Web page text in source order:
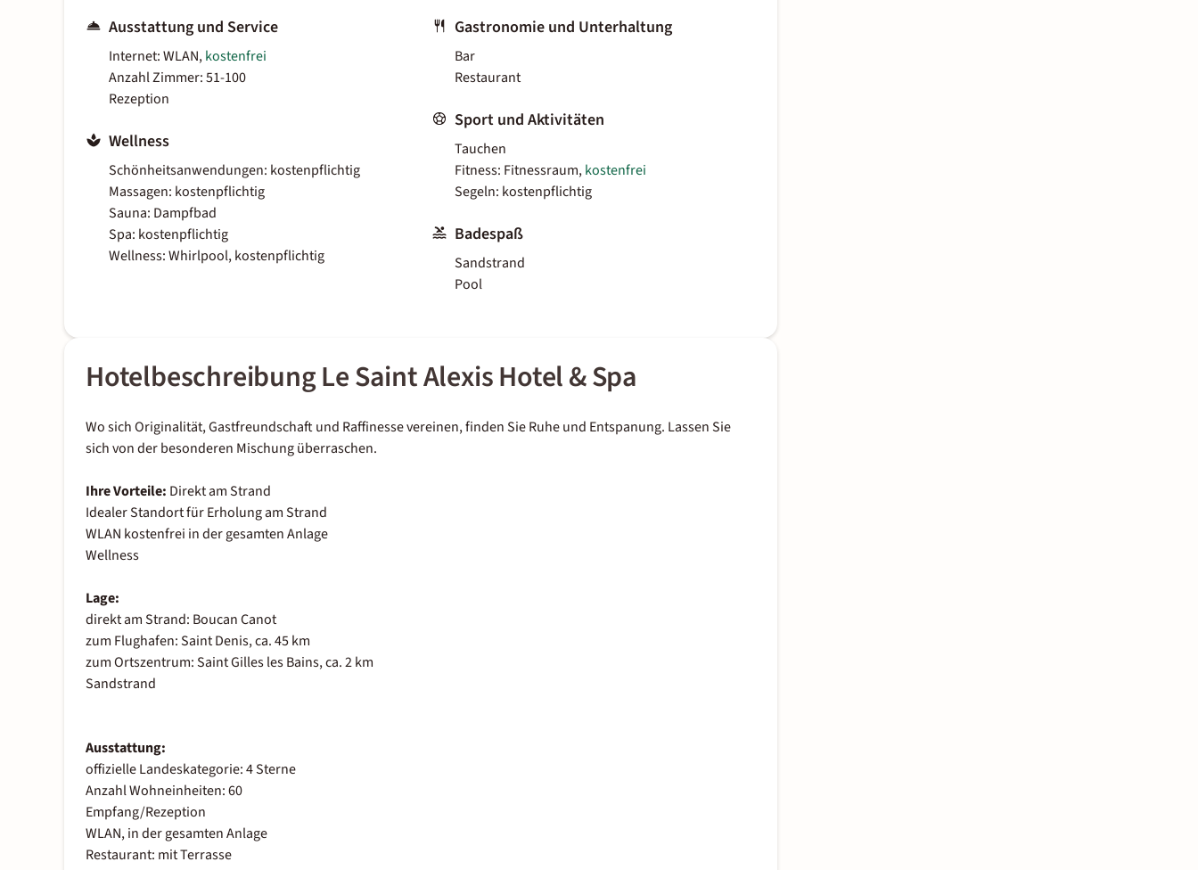
Ausstattung und Service
Internet: WLAN,kostenfrei
Anzahl Zimmer: 51-100
Rezeption
Wellness
Schönheitsanwendungen: kostenpflichtig
Massagen: kostenpflichtig
Sauna: Dampfbad
Spa: kostenpflichtig
Wellness: Whirlpool, kostenpflichtig
Gastronomie und Unterhaltung
Bar
Restaurant
Sport und Aktivitäten
Tauchen
Fitness: Fitnessraum,kostenfrei
Segeln: kostenpflichtig
Badespaß
Sandstrand
Pool
Hotelbeschreibung Le Saint Alexis Hotel & Spa
Wo sich Originalität, Gastfreundschaft und Raffinesse vereinen, finden Sie Ruhe und Entspanung. Lassen Sie
sich von der besonderen Mischung überraschen.
Ihre Vorteile: Direkt am Strand
Idealer Standort für Erholung am Strand
WLAN kostenfrei in der gesamten Anlage
Wellness
Lage:
direkt am Strand: Boucan Canot
zum Flughafen: Saint Denis, ca. 45 km
zum Ortszentrum: Saint Gilles les Bains, ca. 2 km
Sandstrand
Ausstattung:
offizielle Landeskategorie: 4 Sterne
Anzahl Wohneinheiten: 60
Empfang/Rezeption
WLAN, in der gesamten Anlage
Restaurant: mit Terrasse